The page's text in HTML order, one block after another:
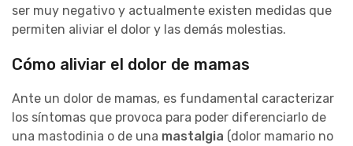
ser muy negativo y actualmente existen medidas que
permiten aliviar el dolor y las demás molestias.
Cómo aliviar el dolor de mamas
Ante un dolor de mamas, es fundamental caracterizar
los síntomas que provoca para poder diferenciarlo de
una mastodinia o de una mastalgia (dolor mamario no